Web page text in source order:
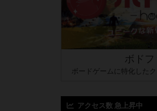
ボドフ
ボードゲームに特化した
アクセス数 急上昇中